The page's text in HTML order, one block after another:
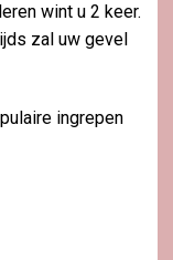
wint u 2 keer.
zal uw gevel
ingrepen